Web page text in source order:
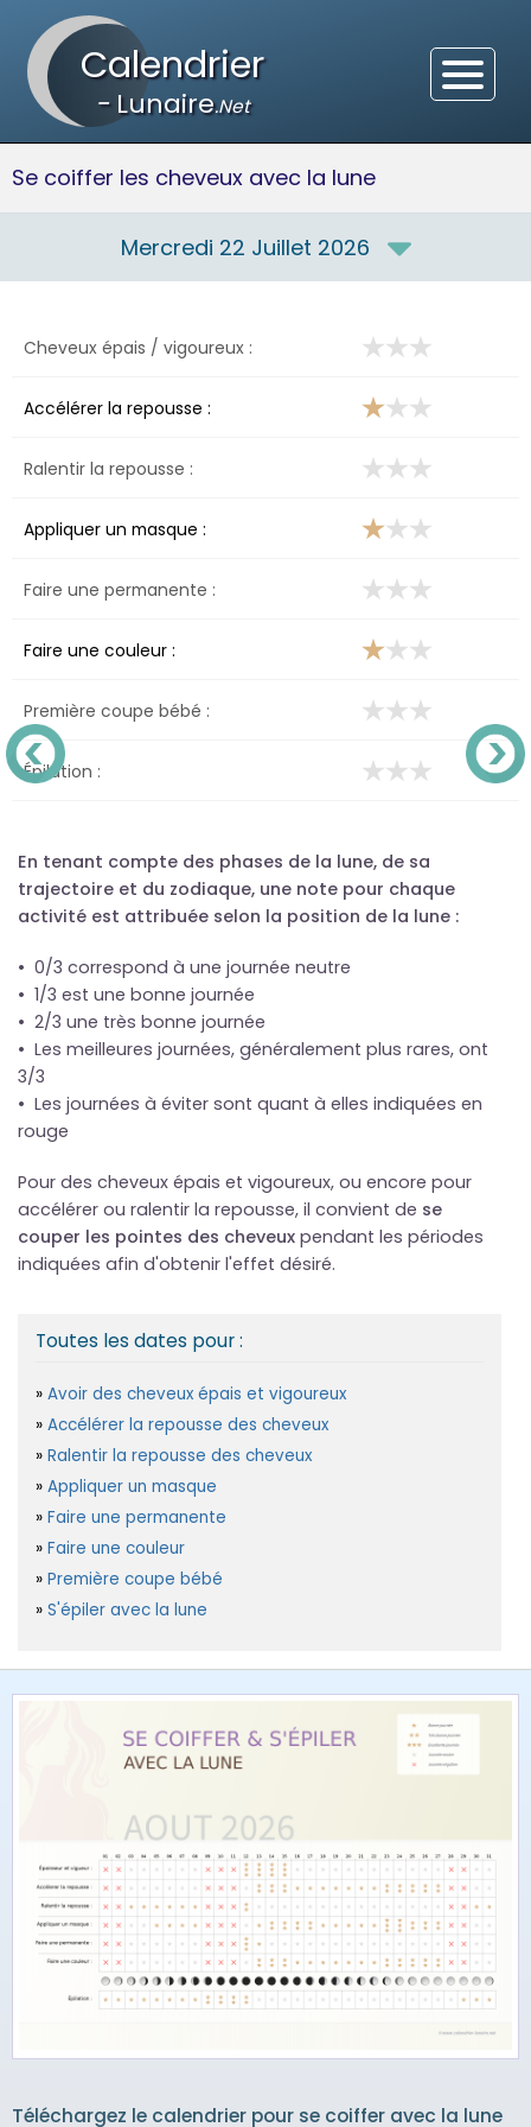
Calendrier
-Lunaire.Net
Se coiffer les cheveux avec la lune
Mercredi 22 Juillet 2026
Cheveux épais / vigoureux :
Accélérer la repousse :
Ralentir la repousse :
Appliquer un masque :
Faire une permanente :
Faire une couleur :
Première coupe bébé :
Épilation :
En tenant compte des phases de la lune, de sa
trajectoire et du zodiaque, une note pour chaque
activité est attribuée selon la position de la lune :
• 0/3 correspond à une journée neutre
• 1/3 est une bonne journée
• 2/3 une très bonne journée
• Les meilleures journées, généralement plus rares, ont
3/3
• Les journées à éviter sont quant à elles indiquées en
rouge
Pour des cheveux épais et vigoureux, ou encore pour
accélérer ou ralentir la repousse, il convient de se
couper les pointes des cheveux pendant les périodes
indiquées afin d'obtenir l'effet désiré.
Toutes les dates pour :
Avoir des cheveux épais et vigoureux
Accélérer la repousse des cheveux
Ralentir la repousse des cheveux
Appliquer un masque
Faire une permanente
Faire une couleur
Première coupe bébé
S'épiler avec la lune
Téléchargez le calendrier pour se coiffer avec la lune